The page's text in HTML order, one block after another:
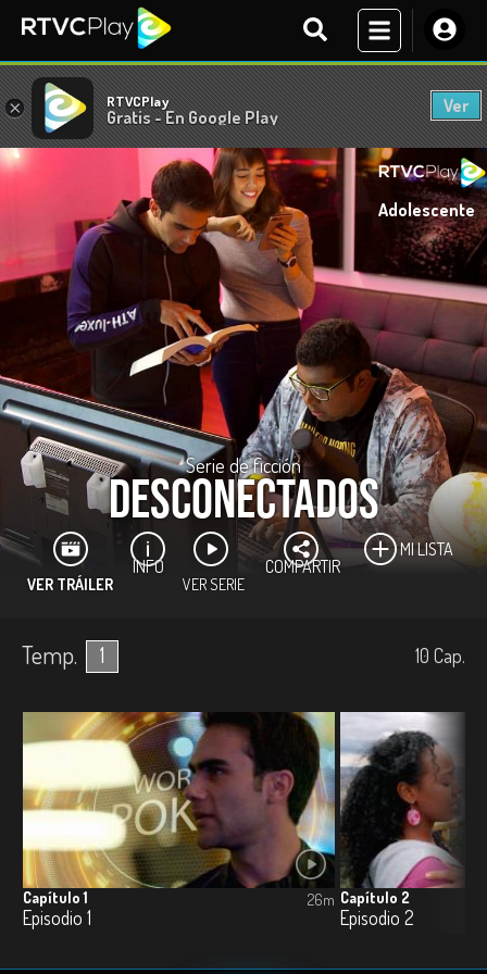
× RTVCPlay
Gratis - En Google Play
Ver
Adolescente
Serie de ficción
Desconectados
VER TRÁILER
INFO
VER SERIE
COMPARTIR
MI LISTA
Una producción de:
Para:
Temp. 1 10 Cap.
Capítulo 1
Episodio 1
26m Capítulo 2
Episodio 2